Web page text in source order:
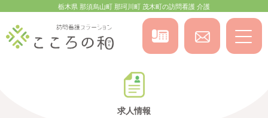
栃木県 那須烏山町 那珂川町 茂木町の訪問看護 介護
求人情報